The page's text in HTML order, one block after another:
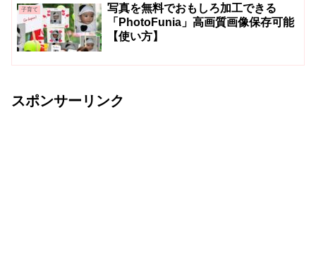
子育て
写真を無料でおもしろ加工できる
「PhotoFunia」高画質画像保存可能
【使い方】
スポンサーリンク